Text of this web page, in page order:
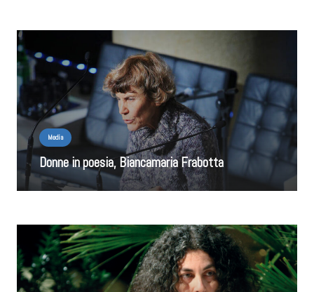
Media
Donne in poesia, Biancamaria Frabotta